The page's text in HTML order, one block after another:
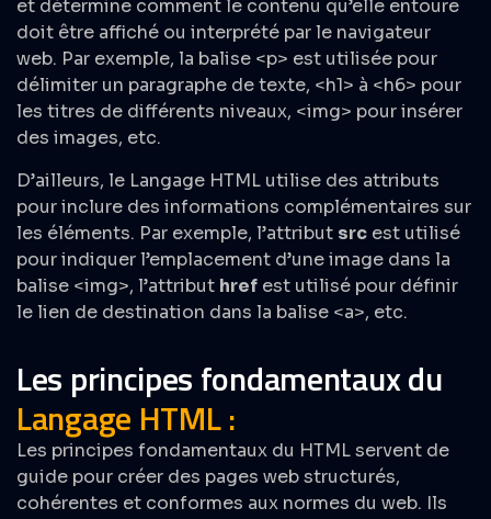
et détermine comment le contenu qu’elle entoure
doit être affiché ou interprété par le navigateur
web. Par exemple, la balise <p> est utilisée pour
délimiter un paragraphe de texte, <h1> à <h6> pour
les titres de différents niveaux, <img> pour insérer
des images, etc.
D’ailleurs, le Langage HTML utilise des attributs
pour inclure des informations complémentaires sur
les éléments. Par exemple, l’attribut src est utilisé
pour indiquer l’emplacement d’une image dans la
balise <img>, l’attribut href est utilisé pour définir
le lien de destination dans la balise <a>, etc.
Les principes fondamentaux du
Langage HTML :
Les principes fondamentaux du HTML servent de
guide pour créer des pages web structurés,
cohérentes et conformes aux normes du web. Ils